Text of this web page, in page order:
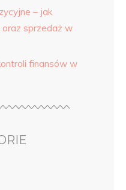
– jak
oraz sprzedaż w
finansów w